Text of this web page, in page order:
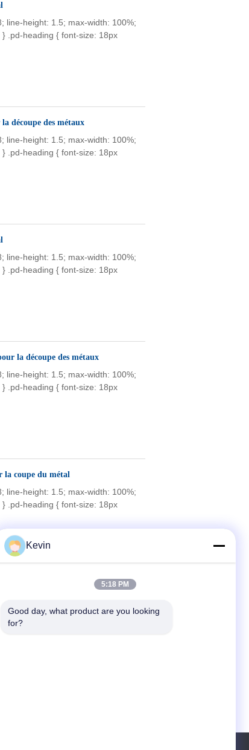
line-height: 1.5; max-width: 100%;
.pd-heading { font-size: 18px
découpe des métaux
line-height: 1.5; max-width: 100%;
.pd-heading { font-size: 18px
line-height: 1.5; max-width: 100%;
.pd-heading { font-size: 18px
la découpe des métaux
line-height: 1.5; max-width: 100%;
.pd-heading { font-size: 18px
la coupe du métal
line-height: 1.5; max-width: 100%;
.pd-heading { font-size: 18px
avec boîtier en plastique
line-height: 1.5; max-width: 100%;
.pd-heading { font-size: 18px
Kevin
5:18 PM
Good day, what product are you looking
for?